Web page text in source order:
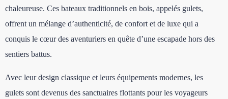
chaleureuse. Ces bateaux traditionnels en bois, appelés gulets,
offrent un mélange d’authenticité, de confort et de luxe qui a
conquis le cœur des aventuriers en quête d’une escapade hors des
sentiers battus.
Avec leur design classique et leurs équipements modernes, les
gulets sont devenus des sanctuaires flottants pour les voyageurs